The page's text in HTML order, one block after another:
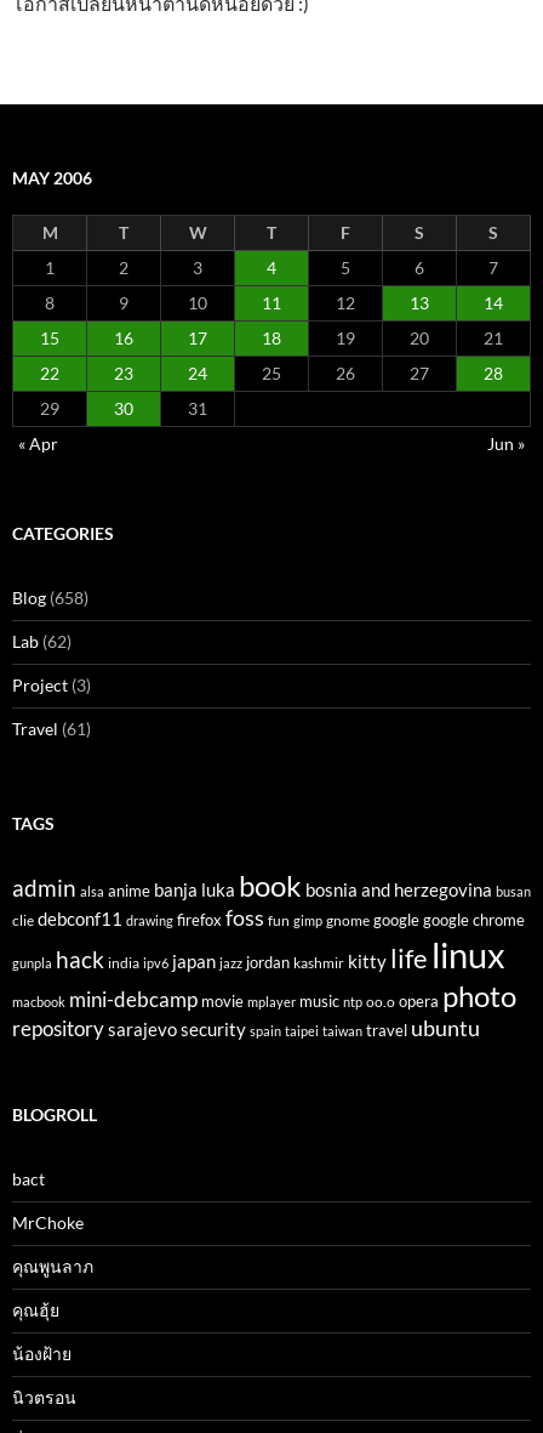
MAY 2006
M T W T F S
S
1
2 3 4 5 6
7
8
9 10 11 12 13
14
15
16 17 18 19 20
21
22
23 24 25 26 27
28
29
30
31
« Apr
Jun »
CATEGORIES
Blog (658)
Lab (62)
Project (3)
Travel (61)
TAGS
admin alsa anime banja luka book bosnia and herzegovina busan
clie debconf11 drawing firefoxfoss fun gimp gnome google google chrome
gunpla hack india ipv6 japan jazz jordan kashmir kitty life linux
macbook mini-debcamp movie mplayer music ntp oo.o opera photo
repositorysarajevosecurity spain taipei taiwan travel ubuntu
BLOGROLL
bact
MrChoke
คุณพูนลาภ
คุณฮุ้ย
น้องฝ้าย
นิวตรอน